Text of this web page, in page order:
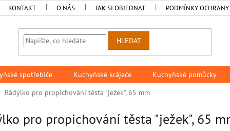
KONTAKT O NÁS JAK SI OBJEDNAT PODMÍNKY OCHRANY
HLEDAT
spotřebiče Kuchyňské kráječe Kuchyňské pomůcky
Rádýlko pro propichování těsta "ježek", 65 mm
pro propichování těsta "ježek", 65